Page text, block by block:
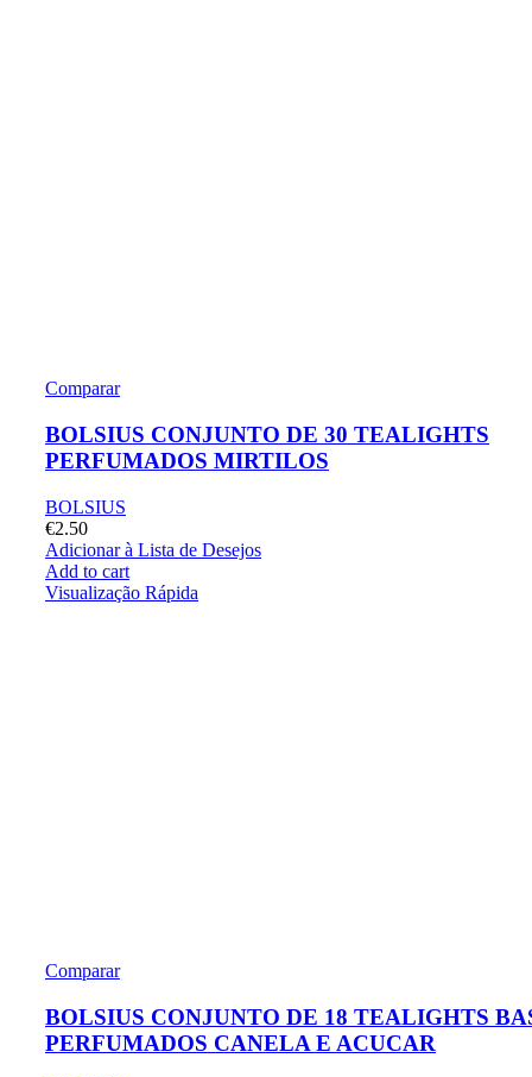
Comparar
BOLSIUS CONJUNTO DE 30 TEALIGHTS
PERFUMADOS MIRTILOS
BOLSIUS
€2.50
Adicionar à Lista de Desejos
Add to cart
Visualização Rápida
Comparar
BOLSIUS CONJUNTO DE 18 TEALIGHTS
PERFUMADOS CANELA E ACUCAR